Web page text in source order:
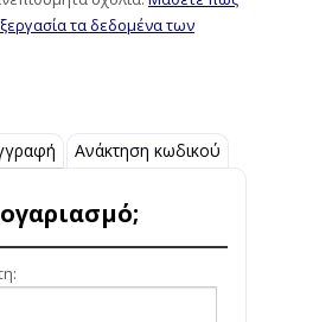
τα δεδομένα των
Ανάκτηση κωδικού